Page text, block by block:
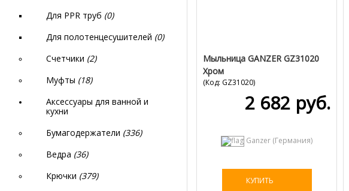
Мыльница GANZER GZ31020
Хром
(Код: GZ31020)
2 682 руб.
Ganzer (Германия)
КУПИТЬ
Для PPR труб (0)
Для полотенцесушителей (0)
Счетчики (2)
Муфты (18)
Аксессуары для ванной и
кухни
Бумагодержатели (336)
Ведра (36)
Крючки (379)